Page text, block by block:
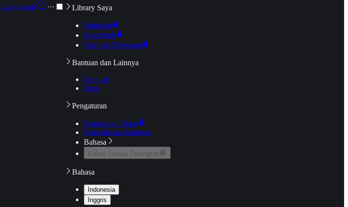
Langganan
··· Library Saya
Daftarku
Mengikuti
Riwayat Tontonan
Bantuan dan Lainnya
Bantuan
Blog
Pengaturan
Pengaturan Akun
Pemeriksaan Jaringan
Bahasa
Keluar Semua Perangkat
Bahasa
Indonesia
Inggris